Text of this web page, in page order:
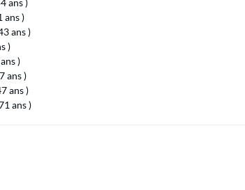
ans )
ans )
ans )
)
)
ans )
ans )
ans )